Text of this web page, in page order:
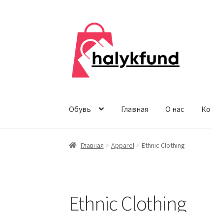
Перейти
навигации
Перейти
содержимому
Обувь Главная О нас
Главная Apparel Ethnic Clothing
Ethnic Clothing